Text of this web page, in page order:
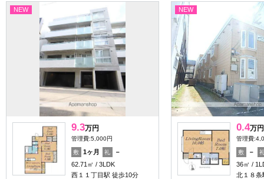
NEW
9.3万円
管理費:5,000円
敷 1ヶ月 礼
－
62.71㎡
3LDK
西１１丁目駅 徒歩10分
NEW
0.4万円
管理費
敷 －
36㎡
北１８条